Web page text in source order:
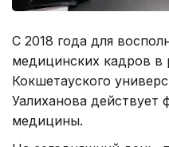
С 2018 года для
медицинских кадров в
Кокшетауского
Уалиханова действует
медицины.